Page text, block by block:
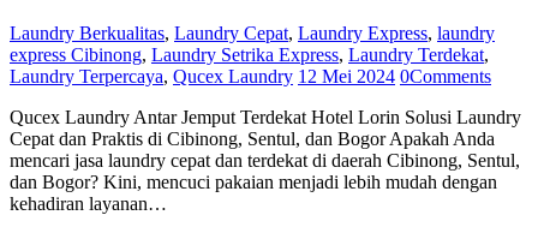
Laundry Berkualitas, Laundry Cepat, Laundry Express, laundry
express Cibinong, Laundry Setrika Express, Laundry Terdekat,
Laundry Terpercaya, Qucex Laundry 12 Mei 2024 0Comments
Qucex Laundry Antar Jemput Terdekat Hotel Lorin Solusi Laundry
Cepat dan Praktis di Cibinong, Sentul, dan Bogor Apakah Anda
mencari jasa laundry cepat dan terdekat di daerah Cibinong, Sentul,
dan Bogor? Kini, mencuci pakaian menjadi lebih mudah dengan
kehadiran layanan…